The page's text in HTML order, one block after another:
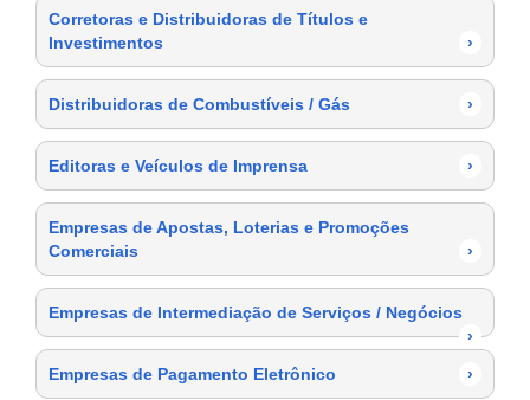
Corretoras e Distribuidoras de Títulos e
Investimentos
›
Distribuidoras de Combustíveis / Gás ›
Editoras e Veículos de Imprensa ›
Empresas de Apostas, Loterias e Promoções
Comerciais
›
Empresas de Intermediação de Serviços / Negócios
›
Empresas de Pagamento Eletrônico
›